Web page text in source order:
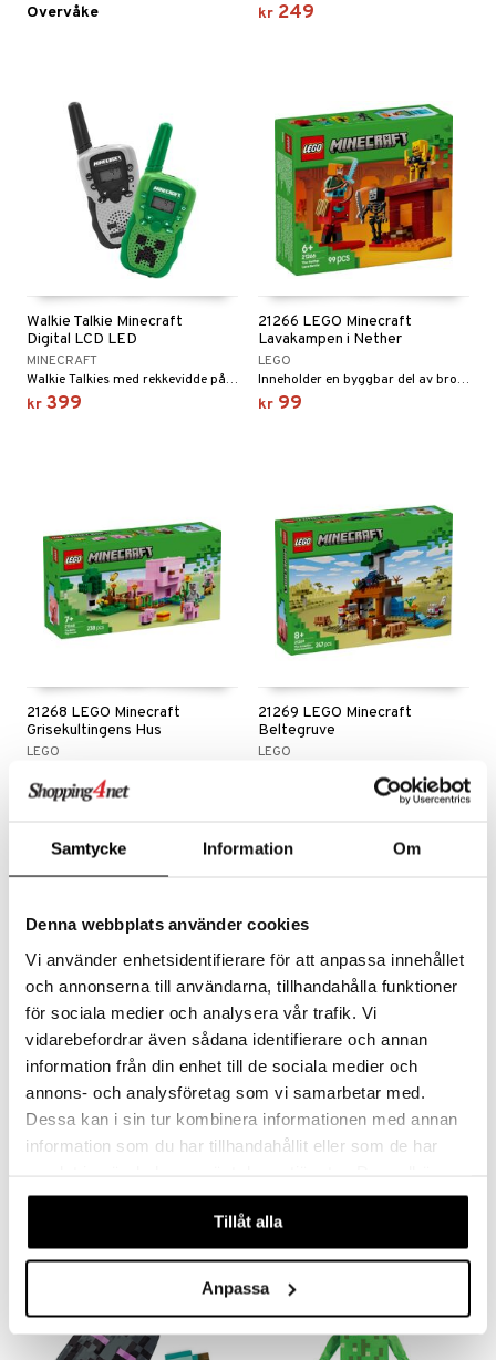
Samtycke Information Om
Denna webbplats använder cookies
Vi använder enhetsidentifierare för att anpassa innehållet
och annonserna till användarna, tillhandahålla funktioner
för sociala medier och analysera vår trafik. Vi
vidarebefordrar även sådana identifierare och annan
information från din enhet till de sociala medier och
annons- och analysföretag som vi samarbetar med.
Dessa kan i sin tur kombinera informationen med annan
information som du har tillhandahållit eller som de har
våra cookies vid fortsatt användande av vår webbplats.
Tillåt alla
Anpassa
Overvåke kr 249
Walkie Talkie Minecraft
Digital LCD LED
MINECRAFT
Walkie Talkies med rekkevidde på opptil 1000 meter!
kr 399
21266 LEGO Minecraft
Lavakampen i Nether
LEGO
Inneholder en byggbar del av broen til Nethers festning + figurer.
kr 99
21268 LEGO Minecraft
Grisekultingens Hus
LEGO
kr 249
21269 LEGO Minecraft
Beltegruve
LEGO
21270 LEGO Minecraft
Soppkubbehuset
LEGO
21276 LEGO Minecraft
Creeper
LEGO